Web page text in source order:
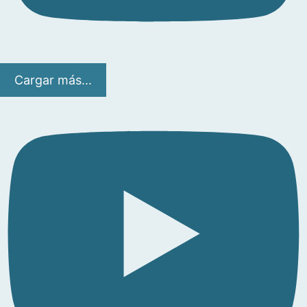
Cargar más...